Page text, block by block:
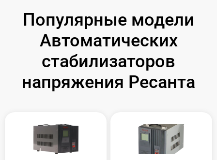
Популярные модели
Автоматических
стабилизаторов
напряжения Ресанта